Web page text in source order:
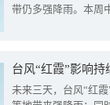
带仍多强降雨。本周
台风“红霞”影响
未来三天，台风“红